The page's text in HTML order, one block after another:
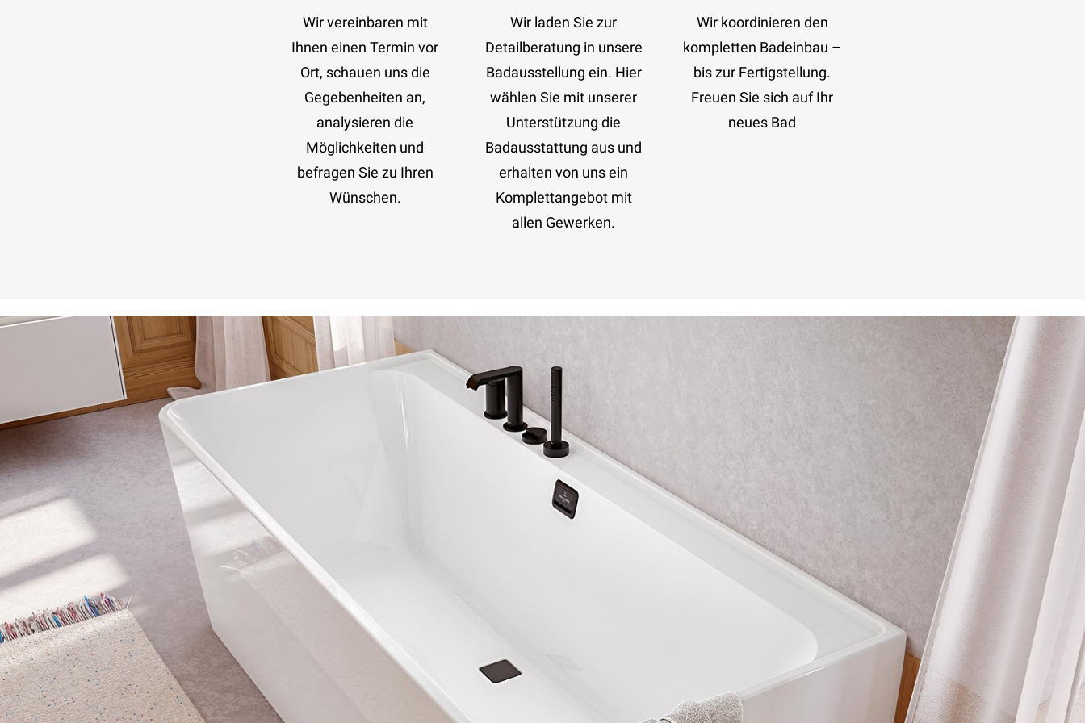
Wir vereinbaren mit
Ihnen einen Termin vor
Ort, schauen uns die
Gegebenheiten an,
analysieren die
Möglichkeiten und
befragen Sie zu Ihren
Wünschen.
Wir laden Sie zur
Detailberatung in unsere
Badausstellung ein. Hier
wählen Sie mit unserer
Unterstützung die
Badausstattung aus und
erhalten von uns ein
Komplettangebot mit
allen Gewerken.
Wir koordinieren den
kompletten Badeinbau –
bis zur Fertigstellung.
Freuen Sie sich auf Ihr
neues Bad